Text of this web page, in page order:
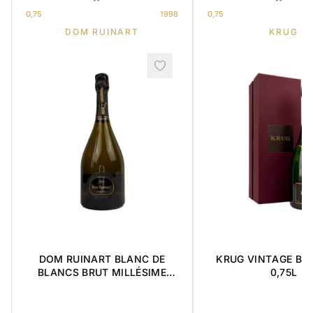
0,75 1998
DOM RUINART
DOM RUINART BLANC DE
BLANCS BRUT MILLÉSIME
0,75
KRUG
KRUG VINTAGE
0,75L